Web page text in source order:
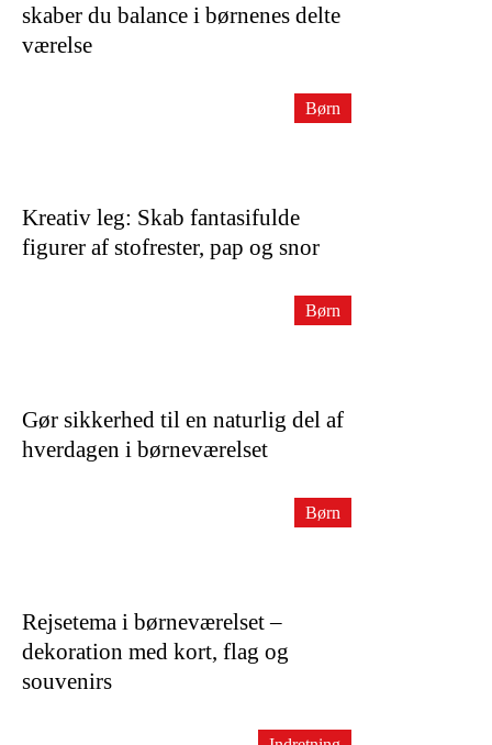
skaber du balance i børnenes delte
værelse
Kreativ leg: Skab fantasifulde
figurer af stofrester, pap og snor
Børn
Gør sikkerhed til en naturlig del af
hverdagen i børneværelset
Børn
Rejsetema i børneværelset –
dekoration med kort, flag og
souvenirs
Børn